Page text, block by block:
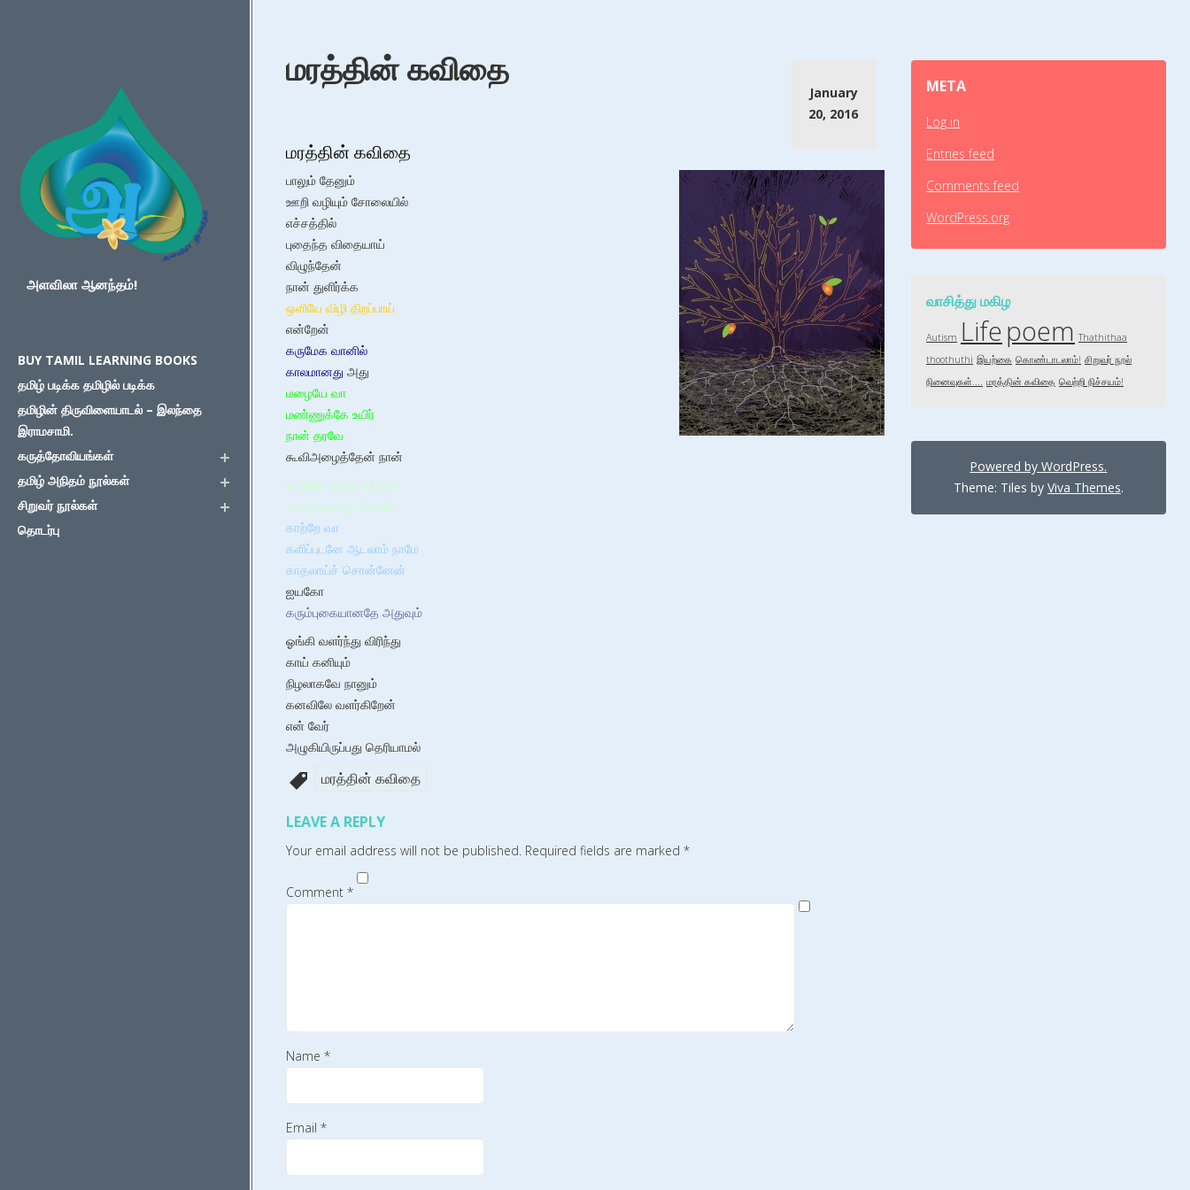
அளவிலா ஆனந்தம்!
BUY TAMIL LEARNING BOOKS
தமிழ் படிக்க தமிழில் படிக்க
தமிழின் திருவிளையாடல் – இலந்தை
இராமசாமி.
கருத்தோவியங்கள்
தமிழ் அநிதம் நூல்கள்
சிறுவர் நூல்கள்
தொடர்பு
January
20, 2016
மரத்தின் கவிதை
மரத்தின் கவிதை
பாலும்தேனும்
ஊறி வழியும் சோலையில்
எச்சத்தில்
புதைந்த விதையாய்
விழுந்தேன்
நான் துளிர்க்க
ஒளியே விழி திறப்பாய்
என்றேன்
கருமேக வானில்
காலமானது அது
மழையே வா
மண்ணுக்கே உயிர்
நான் தரவே
கூவிஅழைத்தேன் நான்
காற்றில் பறந்து கிழிந்த
காகிதமானது மேகமே
காற்றே வா
களிப்புடனே ஆடலாம் நாமே
காதலாய்ச் சொன்னேன்
ஐயகோ
கரும்புகையானதே அதுவும்
ஓங்கி வளர்ந்து விரிந்து
காய் கனியும்
நிழலாகவே நானும்
கனவிலே வளர்கிறேன்
என் வேர்
அழுகியிருப்பது தெரியாமல்
மரத்தின் கவிதை
LEAVE A REPLY
Your email address will not be published. Required fields are marked *
Comment *
Name *
Email *
META
Log in
Entries feed
Comments feed
WordPress.org
வாசித்து மகிழ
Autism Lifepoem Thathithaa
thoothuthi இயற்கை கொண்டாடலாம்! சிறுவர் நூல்
நினைவுகள்.... மரத்தின் கவிதை வெற்றி நிச்சயம்!
Powered by WordPress.
Theme: Tiles by Viva Themes.